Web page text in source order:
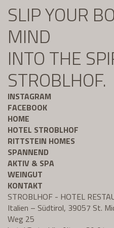
SLIP YOUR
MIND
INTO THE
STROBLHOF.
INSTAGRAM
FACEBOOK
HOME
HOTEL STROBLHOF
RITTSTEIN HOMES
SPANNEND
AKTIV & SPA
WEINGUT
KONTAKT
STROBLHOF - HOTEL
Italien – Südtirol, 39057 St.
Weg 25